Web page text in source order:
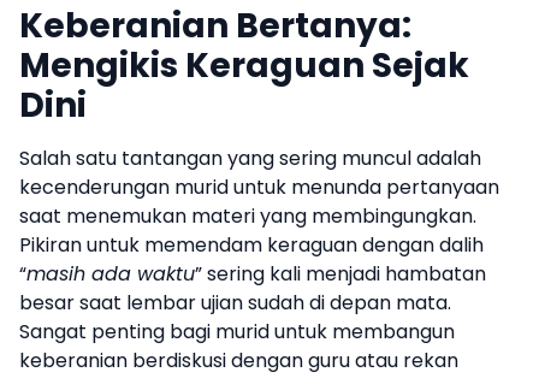
Keberanian Bertanya:
Mengikis Keraguan Sejak
Dini
Salah satu tantangan yang sering muncul adalah
kecenderungan murid untuk menunda pertanyaan
saat menemukan materi yang membingungkan.
Pikiran untuk memendam keraguan dengan dalih
“masih ada waktu” sering kali menjadi hambatan
besar saat lembar ujian sudah di depan mata.
Sangat penting bagi murid untuk membangun
keberanian berdiskusi dengan guru atau rekan